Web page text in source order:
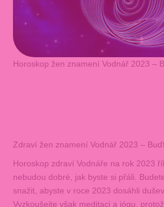
Horoskop žen znamení Vodnář 2023 –
Zdraví žen znamení Vodnář 2023 –
Horoskop zdraví Vodnáře na rok 2023
nebudou dobré, jak byste si přáli.
snažit, abyste v roce 2023 dosáhli
Vyzkoušejte však meditaci a jógu,